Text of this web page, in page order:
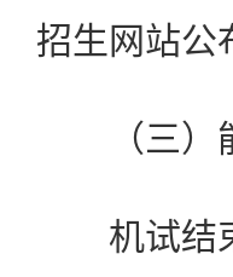
招生网站公
（三）
机试结束